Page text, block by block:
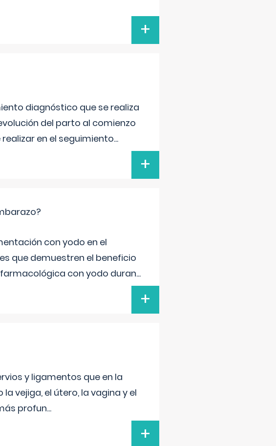
+
diagnóstico que se realiza
del parto al comienzo
en el seguimiento...
+
con yodo en el
que demuestren el beneficio
con yodo duran...
+
y ligamentos que en la
vejiga, el útero, la vagina y el
profun...
+